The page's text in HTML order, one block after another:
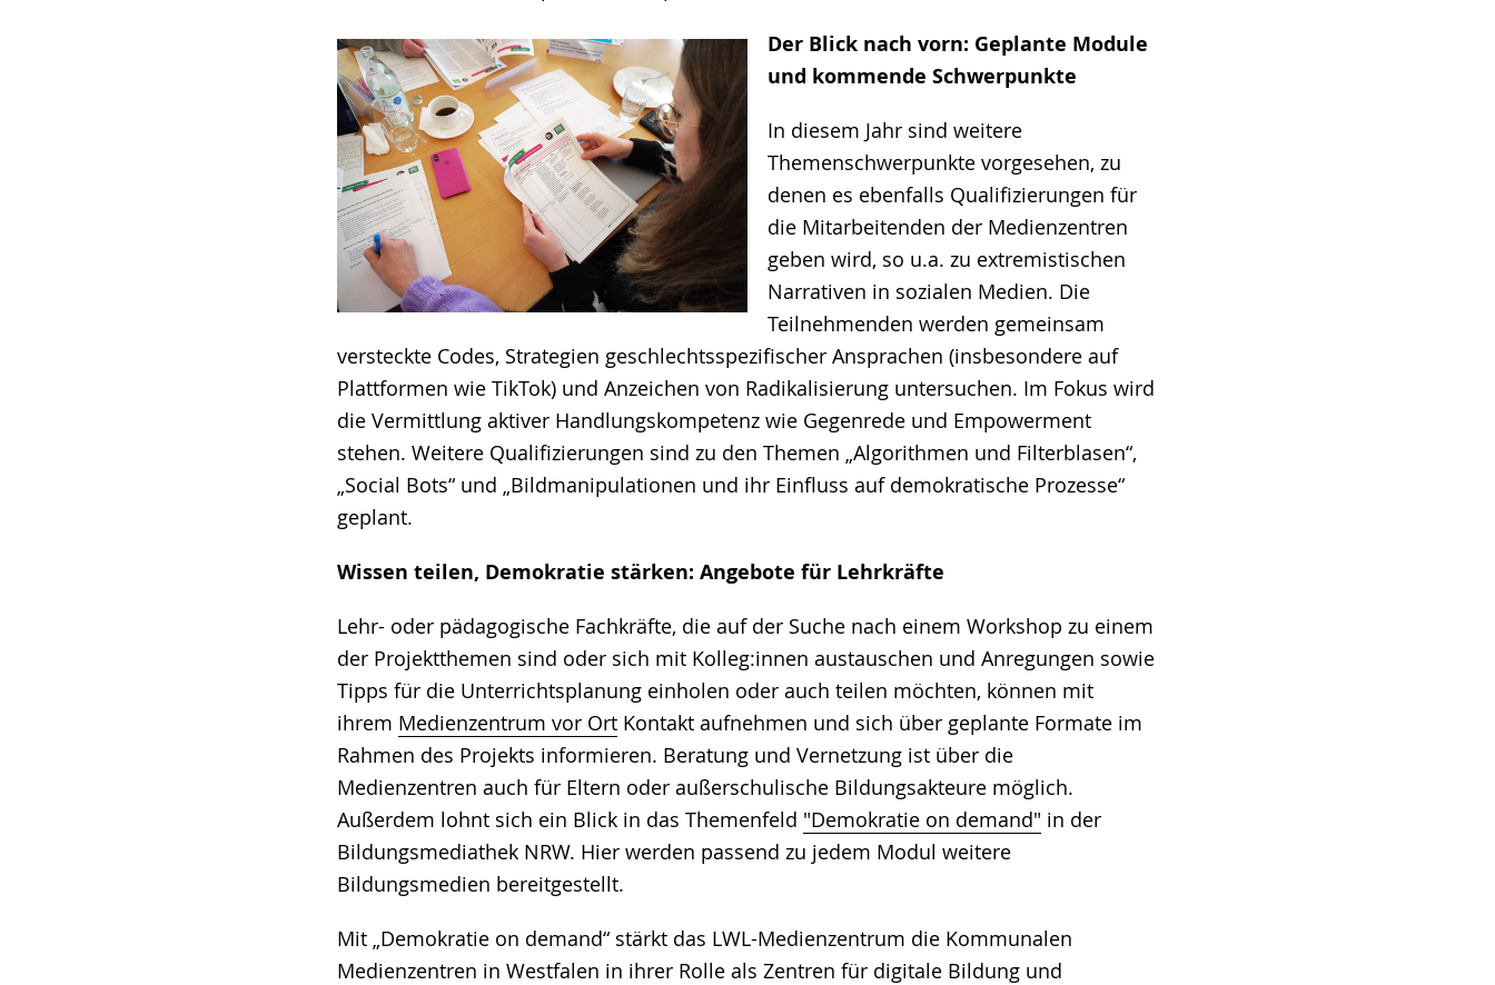
Der Blick nach vorn: Geplante Module
und kommende Schwerpunkte
In diesem Jahr sind weitere
Themenschwerpunkte vorgesehen, zu
denen es ebenfalls Qualifizierungen für
die Mitarbeitenden der Medienzentren
geben wird, so u.a. zu extremistischen
Narrativen in sozialen Medien. Die
Teilnehmenden werden gemeinsam
versteckte Codes, Strategien geschlechtsspezifischer Ansprachen (insbesondere auf
Plattformen wie TikTok) und Anzeichen von Radikalisierung untersuchen. Im Fokus wird
die Vermittlung aktiver Handlungskompetenz wie Gegenrede und Empowerment
stehen. Weitere Qualifizierungen sind zu den Themen „Algorithmen und Filterblasen“,
„Social Bots“ und „Bildmanipulationen und ihr Einfluss auf demokratische Prozesse“
geplant.
Wissen teilen, Demokratie stärken: Angebote für Lehrkräfte
Lehr- oder pädagogische Fachkräfte, die auf der Suche nach einem Workshop zu einem
der Projektthemen sind oder sich mit Kolleg:innen austauschen und Anregungen sowie
Tipps für die Unterrichtsplanung einholen oder auch teilen möchten, können mit
ihrem Medienzentrum vor Ort Kontakt aufnehmen und sich über geplante Formate im
Rahmen des Projekts informieren. Beratung und Vernetzung ist über die
Medienzentren auch für Eltern oder außerschulische Bildungsakteure möglich.
Außerdem lohnt sich ein Blick in das Themenfeld "Demokratie on demand" in der
Bildungsmediathek NRW. Hier werden passend zu jedem Modul weitere
Bildungsmedien bereitgestellt.
Mit „Demokratie on demand“ stärkt das LWL-Medienzentrum die Kommunalen
Medienzentren in Westfalen in ihrer Rolle als Zentren für digitale Bildung und